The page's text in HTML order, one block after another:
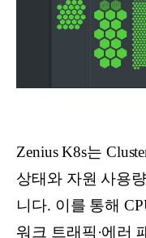
Zenius K8s는
상태와 자원 사용
니다. 이를 통해
워크 트래픽·에러